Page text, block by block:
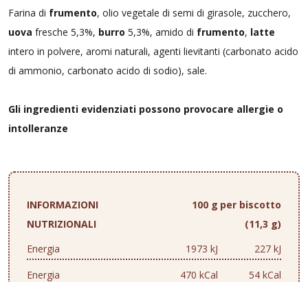
Farina di frumento, olio vegetale di semi di girasole, zucchero,
uova fresche 5,3%, burro 5,3%, amido di frumento, latte
intero in polvere, aromi naturali, agenti lievitanti (carbonato acido
di ammonio, carbonato acido di sodio), sale.
Gli ingredienti evidenziati possono provocare allergie o
intolleranze
INFORMAZIONI
NUTRIZIONALI
100 g per biscotto
(11,3 g)
Energia
1973 kJ
227 kJ
Energia
470 kCal
54 kCal